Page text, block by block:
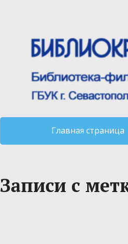
Главная страница
Записи с